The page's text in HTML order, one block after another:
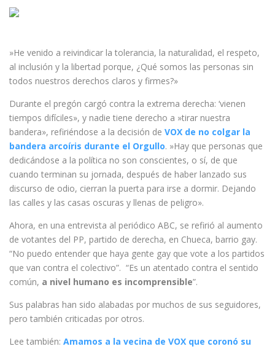
»He venido a reivindicar la tolerancia, la naturalidad, el respeto,
al inclusión y la libertad porque, ¿Qué somos las personas sin
todos nuestros derechos claros y firmes?»
Durante el pregón cargó contra la extrema derecha: ‘vienen
tiempos difíciles», y nadie tiene derecho a »tirar nuestra
bandera», refiriéndose a la decisión de VOX de no colgar la
bandera arcoíris durante el Orgullo. »Hay que personas que
dedicándose a la política no son conscientes, o sí, de que
cuando terminan su jornada, después de haber lanzado sus
discurso de odio, cierran la puerta para irse a dormir. Dejando
las calles y las casas oscuras y llenas de peligro».
Ahora, en una entrevista al periódico ABC, se refirió al aumento
de votantes del PP, partido de derecha, en Chueca, barrio gay.
“No puedo entender que haya gente gay que vote a los partidos
que van contra el colectivo”. “Es un atentado contra el sentido
común, a nivel humano es incomprensible”.
Sus palabras han sido alabadas por muchos de sus seguidores,
pero también criticadas por otros.
Lee también: Amamos a la vecina de VOX que coronó su